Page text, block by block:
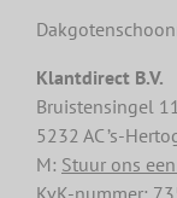
Klantdirect B.V.
Bruistensingel
5232 AC ’s-
M: Stuur ons